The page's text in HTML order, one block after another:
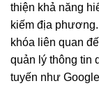
thiện khả năng
kiếm địa
khóa liên quan
quản lý thông tin
tuyến như